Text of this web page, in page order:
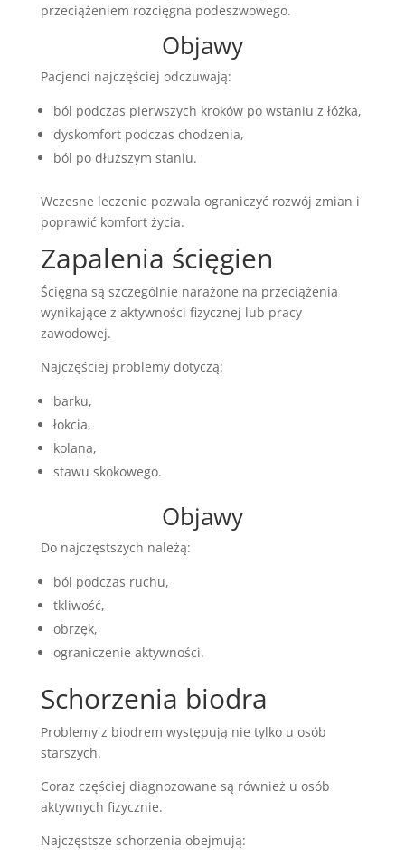
przeciążeniem rozcięgna podeszwowego.
Objawy
Pacjenci najczęściej odczuwają:
ból podczas pierwszych kroków po wstaniu z łóżka,
dyskomfort podczas chodzenia,
ból po dłuższym staniu.
Wczesne leczenie pozwala ograniczyć rozwój zmian i
poprawić komfort życia.
Zapalenia ścięgien
Ścięgna są szczególnie narażone na przeciążenia
wynikające z aktywności fizycznej lub pracy
zawodowej.
Najczęściej problemy dotyczą:
barku,
łokcia,
kolana,
stawu skokowego.
Objawy
Do najczęstszych należą:
ból podczas ruchu,
tkliwość,
obrzęk,
ograniczenie aktywności.
Schorzenia biodra
Problemy z biodrem występują nie tylko u osób
starszych.
Coraz częściej diagnozowane są również u osób
aktywnych fizycznie.
Najczęstsze schorzenia obejmują: